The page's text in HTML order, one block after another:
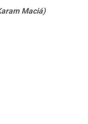
Maciá)